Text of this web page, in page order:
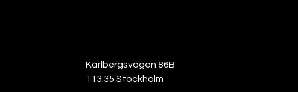
Karlbergsvägen 86B
113 35 Stockholm